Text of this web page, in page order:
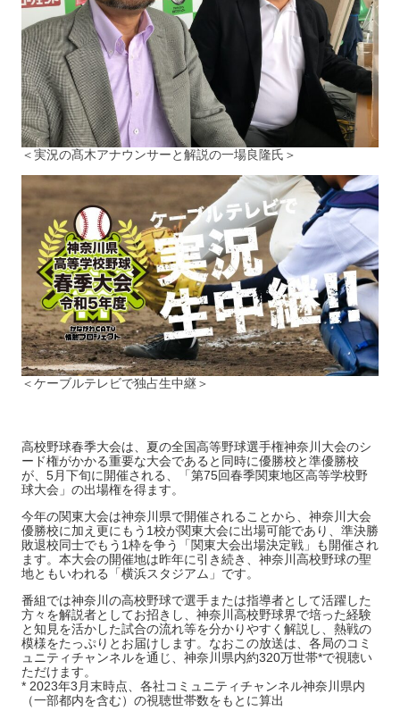
＜実況の髙木アナウンサーと解説の一場良隆氏＞
＜ケーブルテレビで独占生中継＞
高校野球春季大会は、夏の全国高等野球選手権神奈川大会のシ
ード権がかかる重要な大会であると同時に優勝校と準優勝校
が、5月下旬に開催される、「第75回春季関東地区高等学校野
球大会」の出場権を得ます。
今年の関東大会は神奈川県で開催されることから、神奈川大会
優勝校に加え更にもう1校が関東大会に出場可能であり、準決勝
敗退校同士でもう1枠を争う「関東大会出場決定戦」も開催され
ます。本大会の開催地は昨年に引き続き、神奈川高校野球の聖
地ともいわれる「横浜スタジアム」です。
番組では神奈川の高校野球で選手または指導者として活躍した
方々を解説者としてお招きし、神奈川高校野球界で培った経験
と知見を活かした試合の流れ等を分かりやすく解説し、熱戦の
模様をたっぷりとお届けします。なおこの放送は、各局のコミ
ュニティチャンネルを通じ、神奈川県内約320万世帯*で視聴い
ただけます。
* 2023年3月末時点、各社コミュニティチャンネル神奈川県内
（一部都内を含む）の視聴世帯数をもとに算出